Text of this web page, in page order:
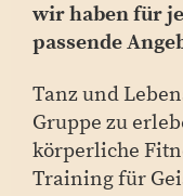
wir haben für
passende
Tanz und
Gruppe zu
körperliche
Training für